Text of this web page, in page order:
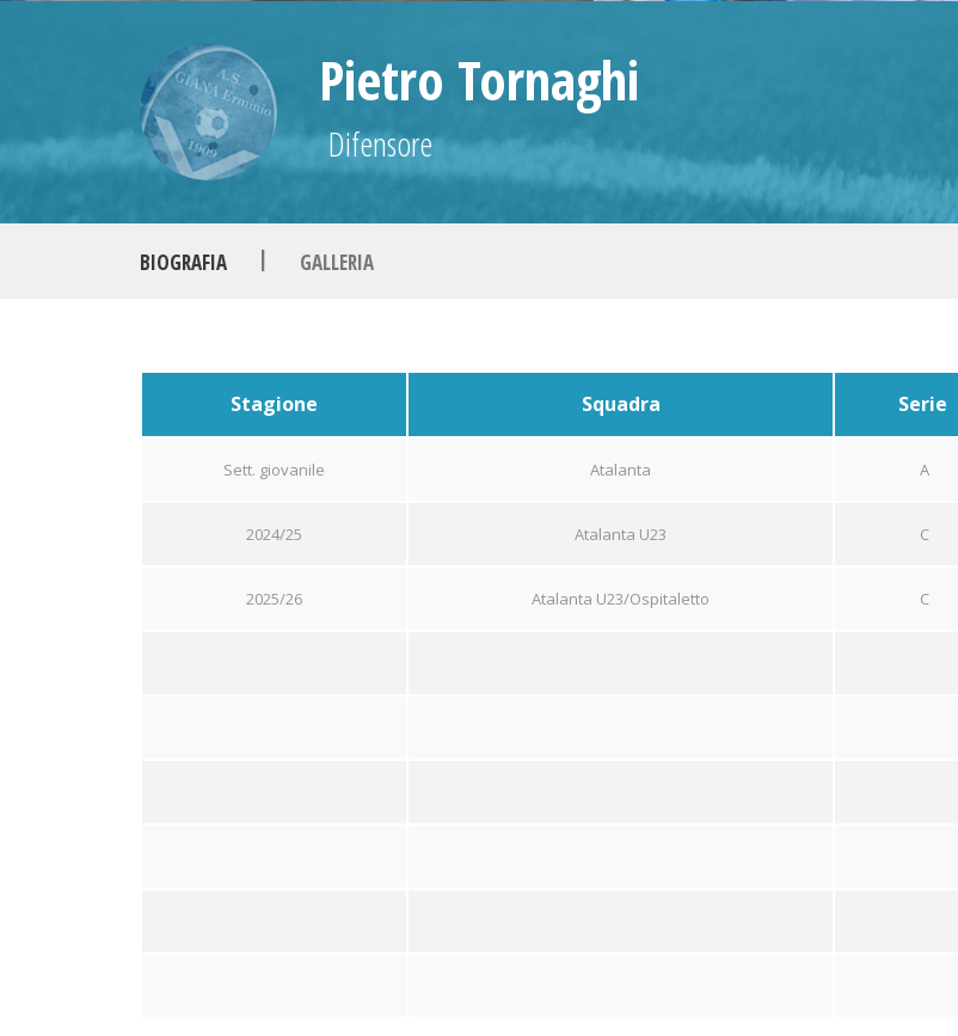
Pietro Tornaghi
Difensore
BIOGRAFIA | GALLERIA
Stagione Squadra Serie
Sett. giovanile Atalanta A
2024/25 Atalanta U23 C
2025/26 Atalanta U23/Ospitaletto C